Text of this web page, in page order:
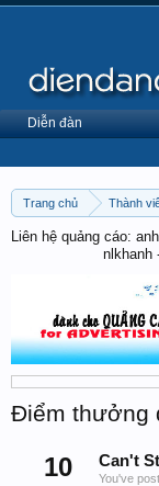
Trang chủ Thành
Liên hệ quảng cáo:
nlkhanh
Điểm thưởng
10 Can't
You've
Diễn đàn